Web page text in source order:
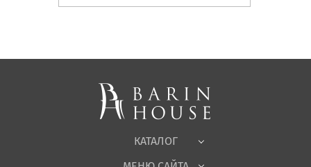
КАТАЛОГ
Спальни, Кровати
Корпусная мебель
Офисная мебель